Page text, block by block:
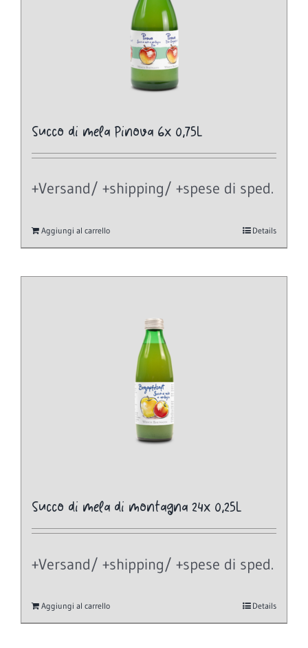
Succo di mela Pinova 6x 0,75L
+Versand/ +shipping/ +spese di sped.
Aggiungi al carrello Details
Succo di mela di montagna 24x 0,25L
+Versand/ +shipping/ +spese di sped.
Aggiungi al carrello Details